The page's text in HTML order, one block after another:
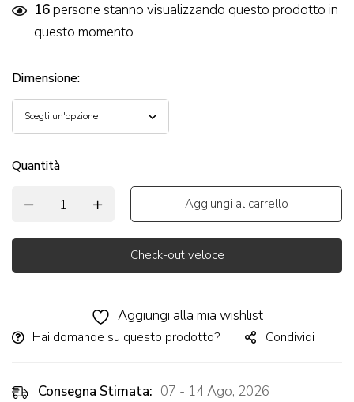
16persone stanno visualizzando questo prodotto in
questo momento
Dimensione:
Quantità
Aggiungi al carrello
Check-out veloce
Aggiungi alla mia wishlist
Hai domande su questo prodotto? Condividi
Consegna Stimata: 07 - 14 Ago, 2026